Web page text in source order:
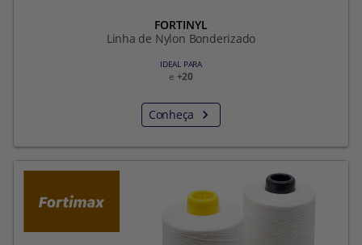
FORTINYL
Linha de Nylon Bonderizado
IDEAL PARA
e +20
Conheça